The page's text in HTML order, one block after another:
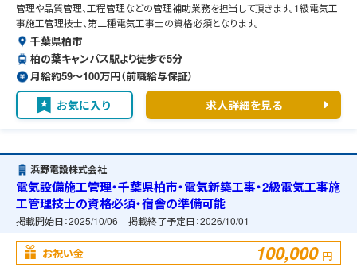
管理や品質管理、工程管理などの管理補助業務を担当して頂きます。1級電気工
事施工管理技士、第二種電気工事士の資格必須となります。
千葉県柏市
柏の葉キャンパス駅より徒歩で5分
月給約59〜100万円（前職給与保証）
お気に入り 求人詳細を見る
浜野電設株式会社
電気設備施工管理・千葉県柏市・電気新築工事・2級電気工事施
工管理技士の資格必須・宿舎の準備可能
掲載開始日：2025/10/06 掲載終了予定日：2026/10/01
お祝い金 100,000 円